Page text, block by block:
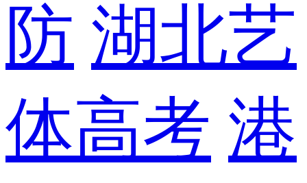
防 湖北艺
体高考 港